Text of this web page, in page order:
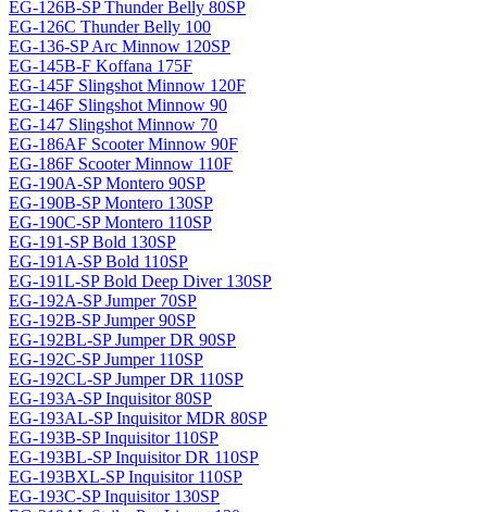
EG-126B-SP Thunder Belly 80SP
EG-126C Thunder Belly 100
EG-136-SP Arc Minnow 120SP
EG-145B-F Koffana 175F
EG-145F Slingshot Minnow 120F
EG-146F Slingshot Minnow 90
EG-147 Slingshot Minnow 70
EG-186AF Scooter Minnow 90F
EG-186F Scooter Minnow 110F
EG-190A-SP Montero 90SP
EG-190B-SP Montero 130SP
EG-190C-SP Montero 110SP
EG-191-SP Bold 130SP
EG-191A-SP Bold 110SP
EG-191L-SP Bold Deep Diver 130SP
EG-192A-SP Jumper 70SP
EG-192B-SP Jumper 90SP
EG-192BL-SP Jumper DR 90SP
EG-192C-SP Jumper 110SP
EG-192CL-SP Jumper DR 110SP
EG-193A-SP Inquisitor 80SP
EG-193AL-SP Inquisitor MDR 80SP
EG-193B-SP Inquisitor 110SP
EG-193BL-SP Inquisitor DR 110SP
EG-193BXL-SP Inquisitor 110SP
EG-193C-SP Inquisitor 130SP